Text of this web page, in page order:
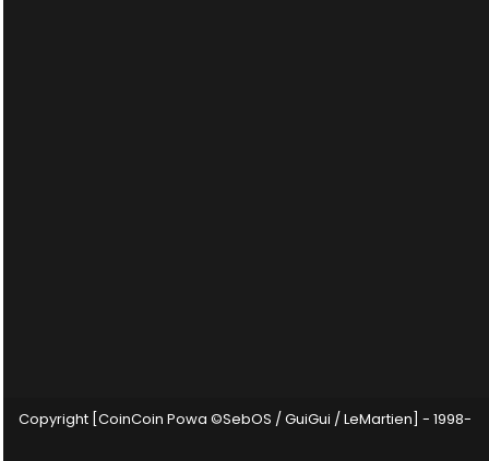
Copyright [CoinCoin Powa ©SebOS / GuiGui / LeMartien] - 1998-